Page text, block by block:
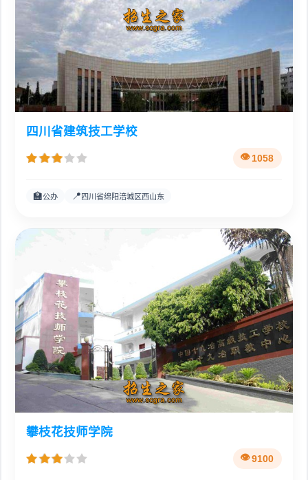
四川省建筑技工学校
1058
🏫公办 📍四川省绵阳涪城区西山东
攀枝花技师学院
9100